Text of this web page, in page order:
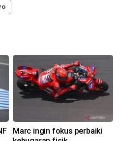
Marc ingin fokus perbaiki